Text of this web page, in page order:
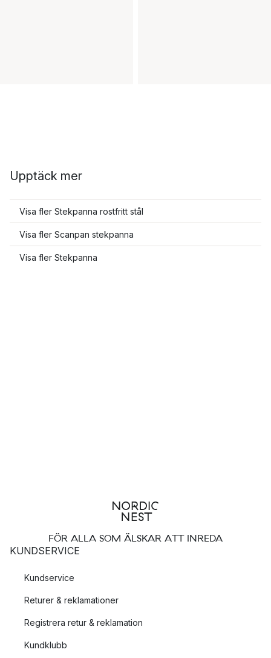
Upptäck mer
Visa fler Stekpanna rostfritt stål
Visa fler Scanpan stekpanna
Visa fler Stekpanna
FÖR ALLA SOM ÄLSKAR ATT INREDA
KUNDSERVICE
Kundservice
Returer & reklamationer
Registrera retur & reklamation
Kundklubb